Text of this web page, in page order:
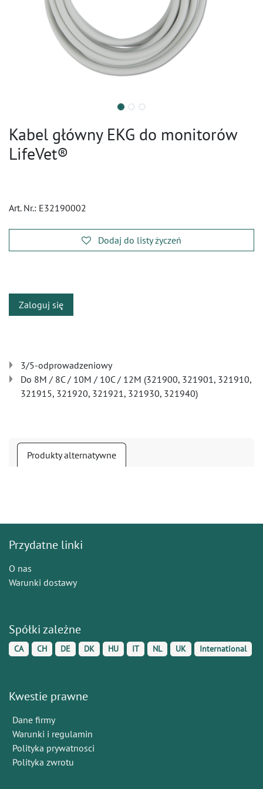
Kabel główny EKG do monitorów
LifeVet®
Art. Nr.: E32190002
Dodaj do listy życzeń
Zaloguj się
3/5-odprowadzeniowy
Do 8M / 8C / 10M / 10C / 12M (321900, 321901, 321910,
321915, 321920, 321921, 321930, 321940)
Produkty alternatywne
Przydatne linki
O nas
Warunki dostawy
Spółki zależne
CA CH DE DK HU IT NL UK International
Kwestie prawne
Dane firmy
Warunki i regulamin
Polityka prywatnosci
Polityka zwrotu